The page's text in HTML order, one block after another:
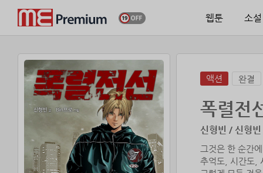
웹툰 소설
액션 완결
폭렬전
신형빈 / 신형빈
그것은 한 순간
추억도, 시간도,